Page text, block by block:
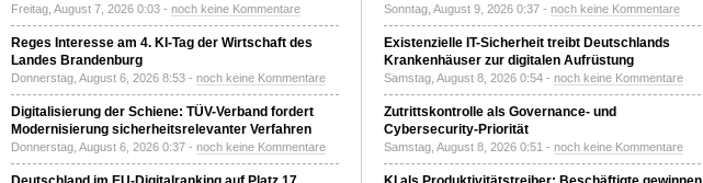
Freitag, August 7, 2026 0:03 - noch keine Kommentare
Reges Interesse am 4. KI-Tag der Wirtschaft des
Landes Brandenburg
Donnerstag, August 6, 2026 8:53 - noch keine Kommentare
Digitalisierung der Schiene: TÜV-Verband fordert
Modernisierung sicherheitsrelevanter Verfahren
Donnerstag, August 6, 2026 0:37 - noch keine Kommentare
Sonntag, August 9, 2026 0:37 - noch keine Kommentare
Existenzielle IT-Sicherheit treibt Deutschlands
Krankenhäuser zur digitalen Aufrüstung
Samstag, August 8, 2026 0:54 - noch keine Kommentare
Zutrittskontrolle als Governance- und
Cybersecurity-Priorität
Samstag, August 8, 2026 0:51 - noch keine Kommentare